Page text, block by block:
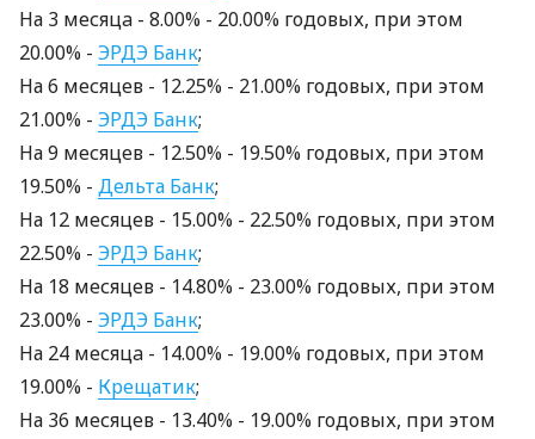
На 3 месяцa - 8.00% - 20.00% годовых, при этом
20.00% - ЭРДЭ Банк;
На 6 месяцев - 12.25% - 21.00% годовых, при этом
21.00% - ЭРДЭ Банк;
На 9 месяцев - 12.50% - 19.50% годовых, при этом
19.50% - Дельта Банк;
На 12 месяцев - 15.00% - 22.50% годовых, при этом
22.50% - ЭРДЭ Банк;
На 18 месяцев - 14.80% - 23.00% годовых, при этом
23.00% - ЭРДЭ Банк;
На 24 месяцa - 14.00% - 19.00% годовых, при этом
19.00% - Крещатик;
На 36 месяцев - 13.40% - 19.00% годовых, при этом